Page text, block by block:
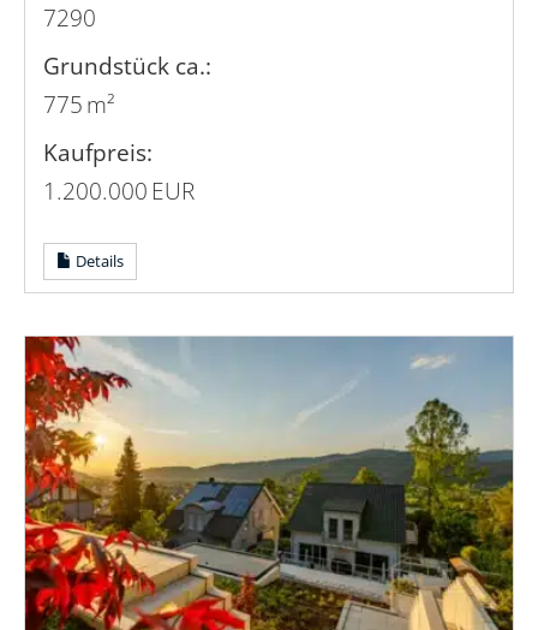
7290
Grund­stück ca.:
775 m²
Kaufpreis:
1.200.000 EUR
Details